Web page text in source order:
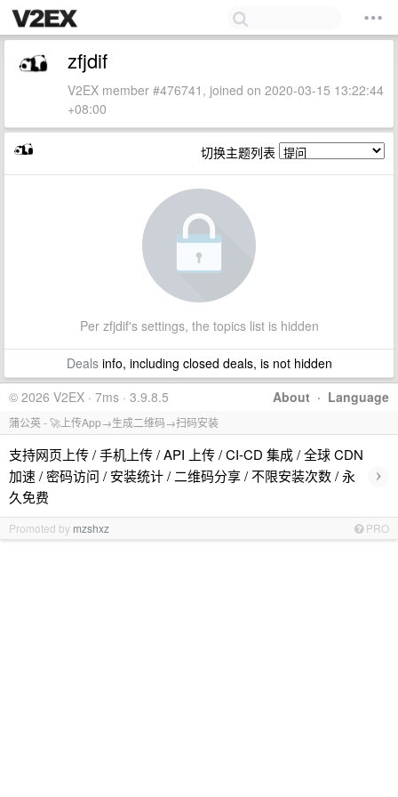
zfjdif
V2EX member #476741, joined on 2020-03-15 13:22:44
+08:00
切换主题列表
Per zfjdif's settings, the topics list is hidden
Dealsinfo, including closed deals, is not hidden
About · Language
© 2026 V2EX · 7ms · 3.9.8.5
蒲公英 - 🚀上传App→生成二维码→扫码安装
支持网页上传 / 手机上传 / API 上传 / CI-CD 集成 / 全球 CDN
加速 / 密码访问 / 安装统计 / 二维码分享 / 不限安装次数 / 永
久免费
›
Promoted by mzshxz PRO